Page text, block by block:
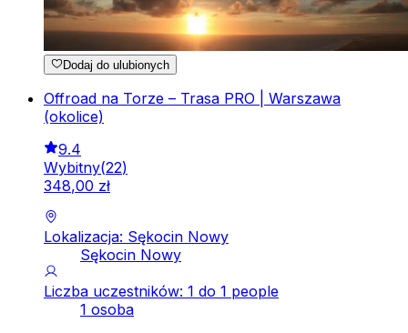
Dodaj do ulubionych
Offroad na Torze – Trasa PRO | Warszawa
(okolice)
9.4
Wybitny(22)
348,00 zł
Lokalizacja: Sękocin Nowy
Sękocin Nowy
Liczba uczestników: 1 do 1 people
1 osoba